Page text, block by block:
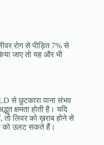
रोग से पीड़ित 7% से
जाए तो यह और भी
से छुटकारा पाना संभव
क्षमता होती है। यदि
लिवर को ख़राब होने से
को उलट सकते हैं।